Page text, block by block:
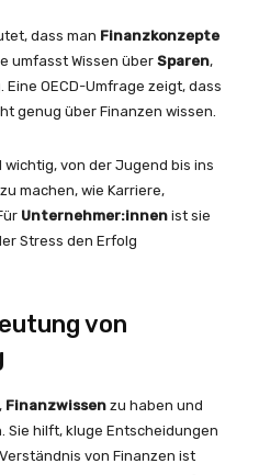
dass man Finanzkonzepte
umfasst Wissen über Sparen,
Eine OECD-Umfrage zeigt, dass
genug über Finanzen wissen.
wichtig, von der Jugend bis ins
machen, wie Karriere,
Unternehmer:innen ist sie
Stress den Erfolg
von
Finanzwissen zu haben und
Sie hilft, kluge Entscheidungen
von Finanzen ist